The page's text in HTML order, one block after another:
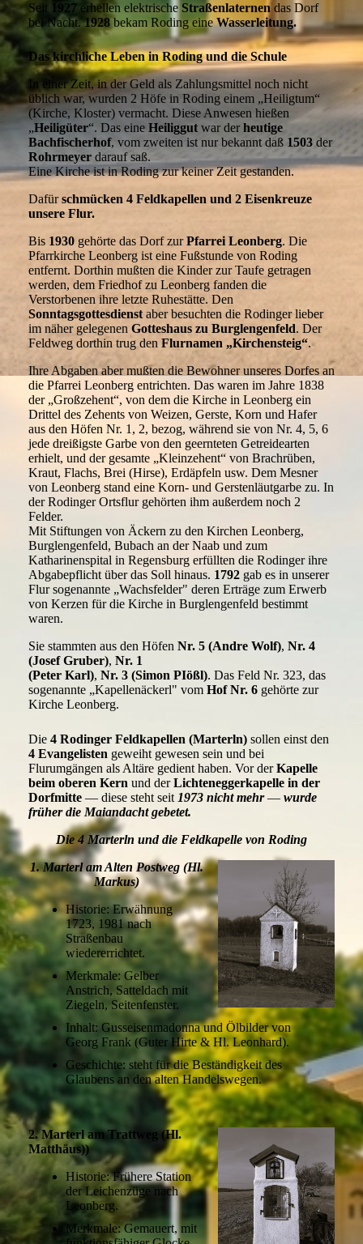
Seit 1927 erhellen elektrische Straßenlaternen das Dorf
bei Nacht.1928 bekam Roding eineWasserleitung.
Das kirchliche Leben in Roding und die Schule
In einer Zeit, in der Geld als Zahlungsmittel noch nicht
üblich war, wurden 2 Höfe in Roding einem „Heiligtum“
(Kirche, Kloster) vermacht. Diese Anwesen hießen
„Heiligüter“. Das eine Heiliggut war der heutige
Bachfischerhof, vom zweiten ist nur bekannt daß 1503 der
Rohrmeyer darauf saß.
Eine Kirche ist in Roding zur keiner Zeit gestanden.
Dafürschmücken 4 Feldkapellen und 2 Eisenkreuze
unsere Flur.
Bis 1930 gehörte das Dorf zurPfarrei Leonberg. Die
Pfarrkirche Leonberg ist eine Fußstunde von Roding
entfernt. Dorthin mußten die Kinder zur Taufe getragen
werden, dem Friedhof zu Leonberg fanden die
Verstorbenen ihre letzte Ruhestätte. Den
Sonntagsgottesdienst aber besuchten die Rodinger lieber
im näher gelegenen Gotteshaus zu Burglengenfeld. Der
Feldweg dorthin trug den Flurnamen „Kirchensteig“.
Ihre Abgaben aber mußten die Bewohner unseres Dorfes an
die Pfarrei Leonberg entrichten. Das waren im Jahre 1838
der „Großzehent“, von dem die Kirche in Leonberg ein
Drittel des Zehents von Weizen, Gerste, Korn und Hafer
aus den Höfen Nr. 1, 2, bezog, während sie von Nr. 4, 5, 6
jede dreißigste Garbe von den geernteten Getreidearten
erhielt, und der gesamte „Kleinzehent“ von Brachrüben,
Kraut, Flachs, Brei (Hirse), Erdäpfeln usw. Dem Mesner
von Leonberg stand eine Korn- und Gerstenläutgarbe zu. In
der Rodinger Ortsflur gehörten ihm außerdem noch 2
Felder.
Mit Stiftungen von Äckern zu den Kirchen Leonberg,
Burglengenfeld, Bubach an der Naab und zum
Katharinenspital in Regensburg erfüllten die Rodinger ihre
Abgabepflicht über das Soll hinaus. 1792 gab es in unserer
Flur sogenannte „Wachsfelder" deren Erträge zum Erwerb
von Kerzen für die Kirche in Burglengenfeld bestimmt
waren.
Sie stammten aus den Höfen Nr. 5 (Andre Wolf), Nr. 4
(Josef Gruber), Nr. 1
(Peter Karl), Nr. 3 (Simon PIößl). Das Feld Nr. 323, das
sogenannte „Kapellenäckerl" vom Hof Nr. 6 gehörte zur
Kirche Leonberg.
Die 4 Rodinger Feldkapellen (Marterln) sollen einst den
4 Evangelisten geweiht gewesen sein und bei
Flurumgängen als Altäre gedient haben. Vor derKapelle
beim oberen Kern und derLichteneggerkapelle in der
Dorfmitte — diese steht seit 1973 nicht mehr — wurde
früher die Maiandacht gebetet.
Die 4 Marterln und die Feldkapelle von Roding
1. Marterl am Alten Postweg (Hl.
Markus)
Historie: Erwähnung
1723, 1981 nach
Straßenbau
wiedererrichtet.
Merkmale: Gelber
Anstrich, Satteldach mit
Ziegeln, Seitenfenster.
Inhalt: Gusseisenmadonna und Ölbilder von
Georg Frank (Guter Hirte & Hl. Leonhard).
Geschichte: steht für die Beständigkeit des
Glaubens an den alten Handelswegen.
2. Marterl am Trattweg (Hl.
Matthäus))
Historie: Frühere Station
der Leichenzüge nach
Leonberg.
Merkmale: Gemauert, mit